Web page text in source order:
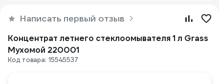
Написать первый отзыв
Концентрат летнего стеклоомывателя 1 л Grass
Мухомой 220001
Код товара: 15545537